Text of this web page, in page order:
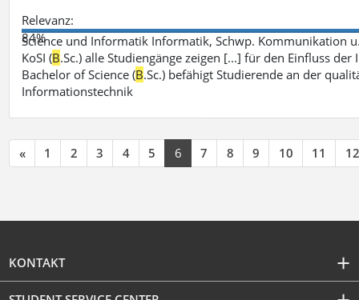
Relevanz:
84%
Science und Informatik Informatik, Schwp. Kommunikation
KoSI (B.Sc.) alle Studiengänge zeigen [...] für den Einfluss
Bachelor of Science (B.Sc.) befähigt Studierende an der
Informationstechnik
« 1 2 3 4 5 6 7 8 9 10 11 12
KONTAKT